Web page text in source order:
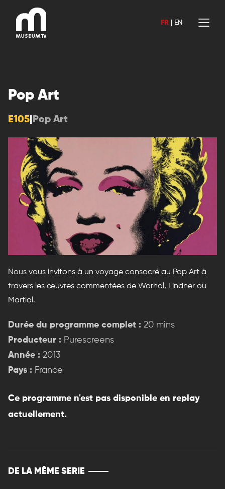
contenu
FR EN
Pop Art
E105 Pop Art
Nous vous invitons à un voyage consacré au Pop Art à
travers les œuvres commentées de Warhol, Lindner ou
Martial.
Durée du programme complet : 20 mins
Producteur : Purescreens
Année : 2013
Pays : France
Ce programme n'est pas disponible en replay
actuellement.
DE LA MÊME SERIE